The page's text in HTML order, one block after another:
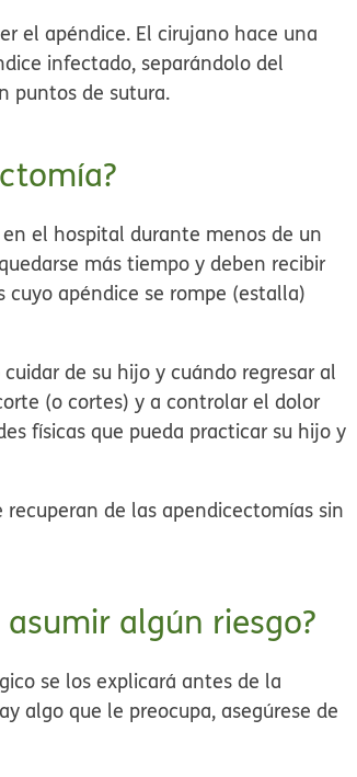
el apéndice. El cirujano hace una
infectado, separándolo del
puntos de sutura.
el hospital durante menos de un
más tiempo y deben recibir
apéndice se rompe (estalla)
de su hijo y cuándo regresar al
(o cortes) y a controlar el dolor
físicas que pueda practicar su hijo y
de las apendicectomías sin
algún riesgo?
se los explicará antes de la
algo que le preocupa, asegúrese de